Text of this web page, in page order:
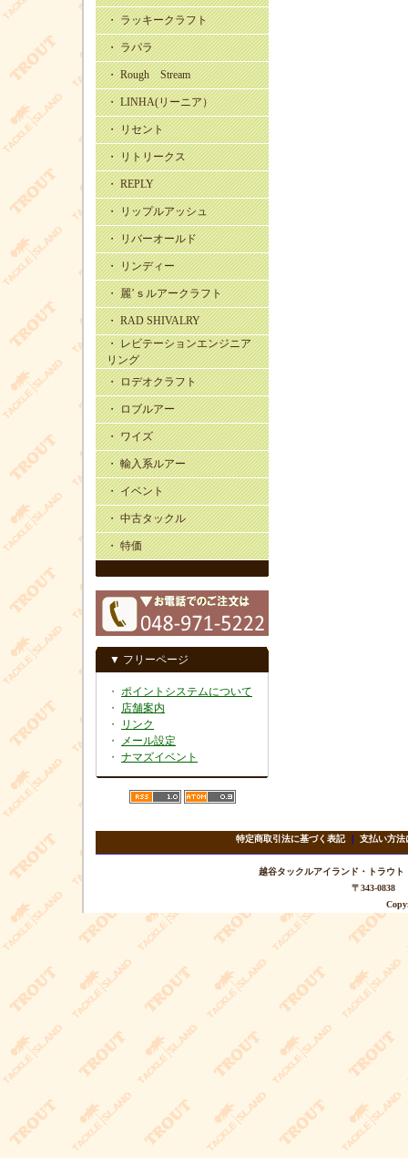
・ ラッキークラフト
・ ラパラ
・ Rough Stream
・ LINHA(リーニア）
・ リセント
・ リトリークス
・ REPLY
・ リップルアッシュ
・ リバーオールド
・ リンディー
・ 麗’ｓルアークラフト
・ RAD SHIVALRY
・ レビテーションエンジニア
リング
・ ロデオクラフト
・ ロブルアー
・ ワイズ
・ 輸入系ルアー
・ イベント
・ 中古タックル
・ 特価
▼ フリーページ
・ ポイントシステムについて
・ 店舗案内
・
リンク
・
メール設定
・ ナマズイベント
特定商取引法に基づく表記｜ 支払い方法
越谷タックルアイランド・トラ
〒343-0838